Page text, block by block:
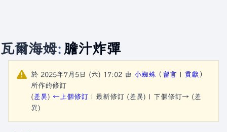
瓦爾海姆: 膽汁炸彈
於 2025年7月5日 (六) 17:02 由 小蜘蛛 （ 留言 | 貢獻 ）
所作的修訂
(差異) ←上個修訂 | 最新修訂 (差異) | 下個修訂→ (差
異)